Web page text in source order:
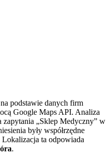
podstawie danych firm
Google Maps API. Analiza
„Sklep Medyczny” w
były współrzędne
Lokalizacja ta odpowiada
.